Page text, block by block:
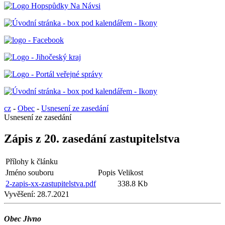
cz - Obec - Usnesení ze zasedání
Usnesení ze zasedání
Zápis z 20. zasedání zastupitelstva
Přílohy k článku
Jméno souboru
Popis Velikost
2-zapis-xx-zastupitelstva.pdf
338.8 Kb
Vyvěšení: 28.7.2021
Obec Jivno